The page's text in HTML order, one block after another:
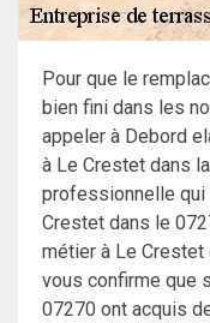
Pour que le
bien fini dans les
appeler à Debord
à Le Crestet dans
professionnelle qui
Crestet dans le
métier à Le Crestet
vous confirme que
07270 ont acquis